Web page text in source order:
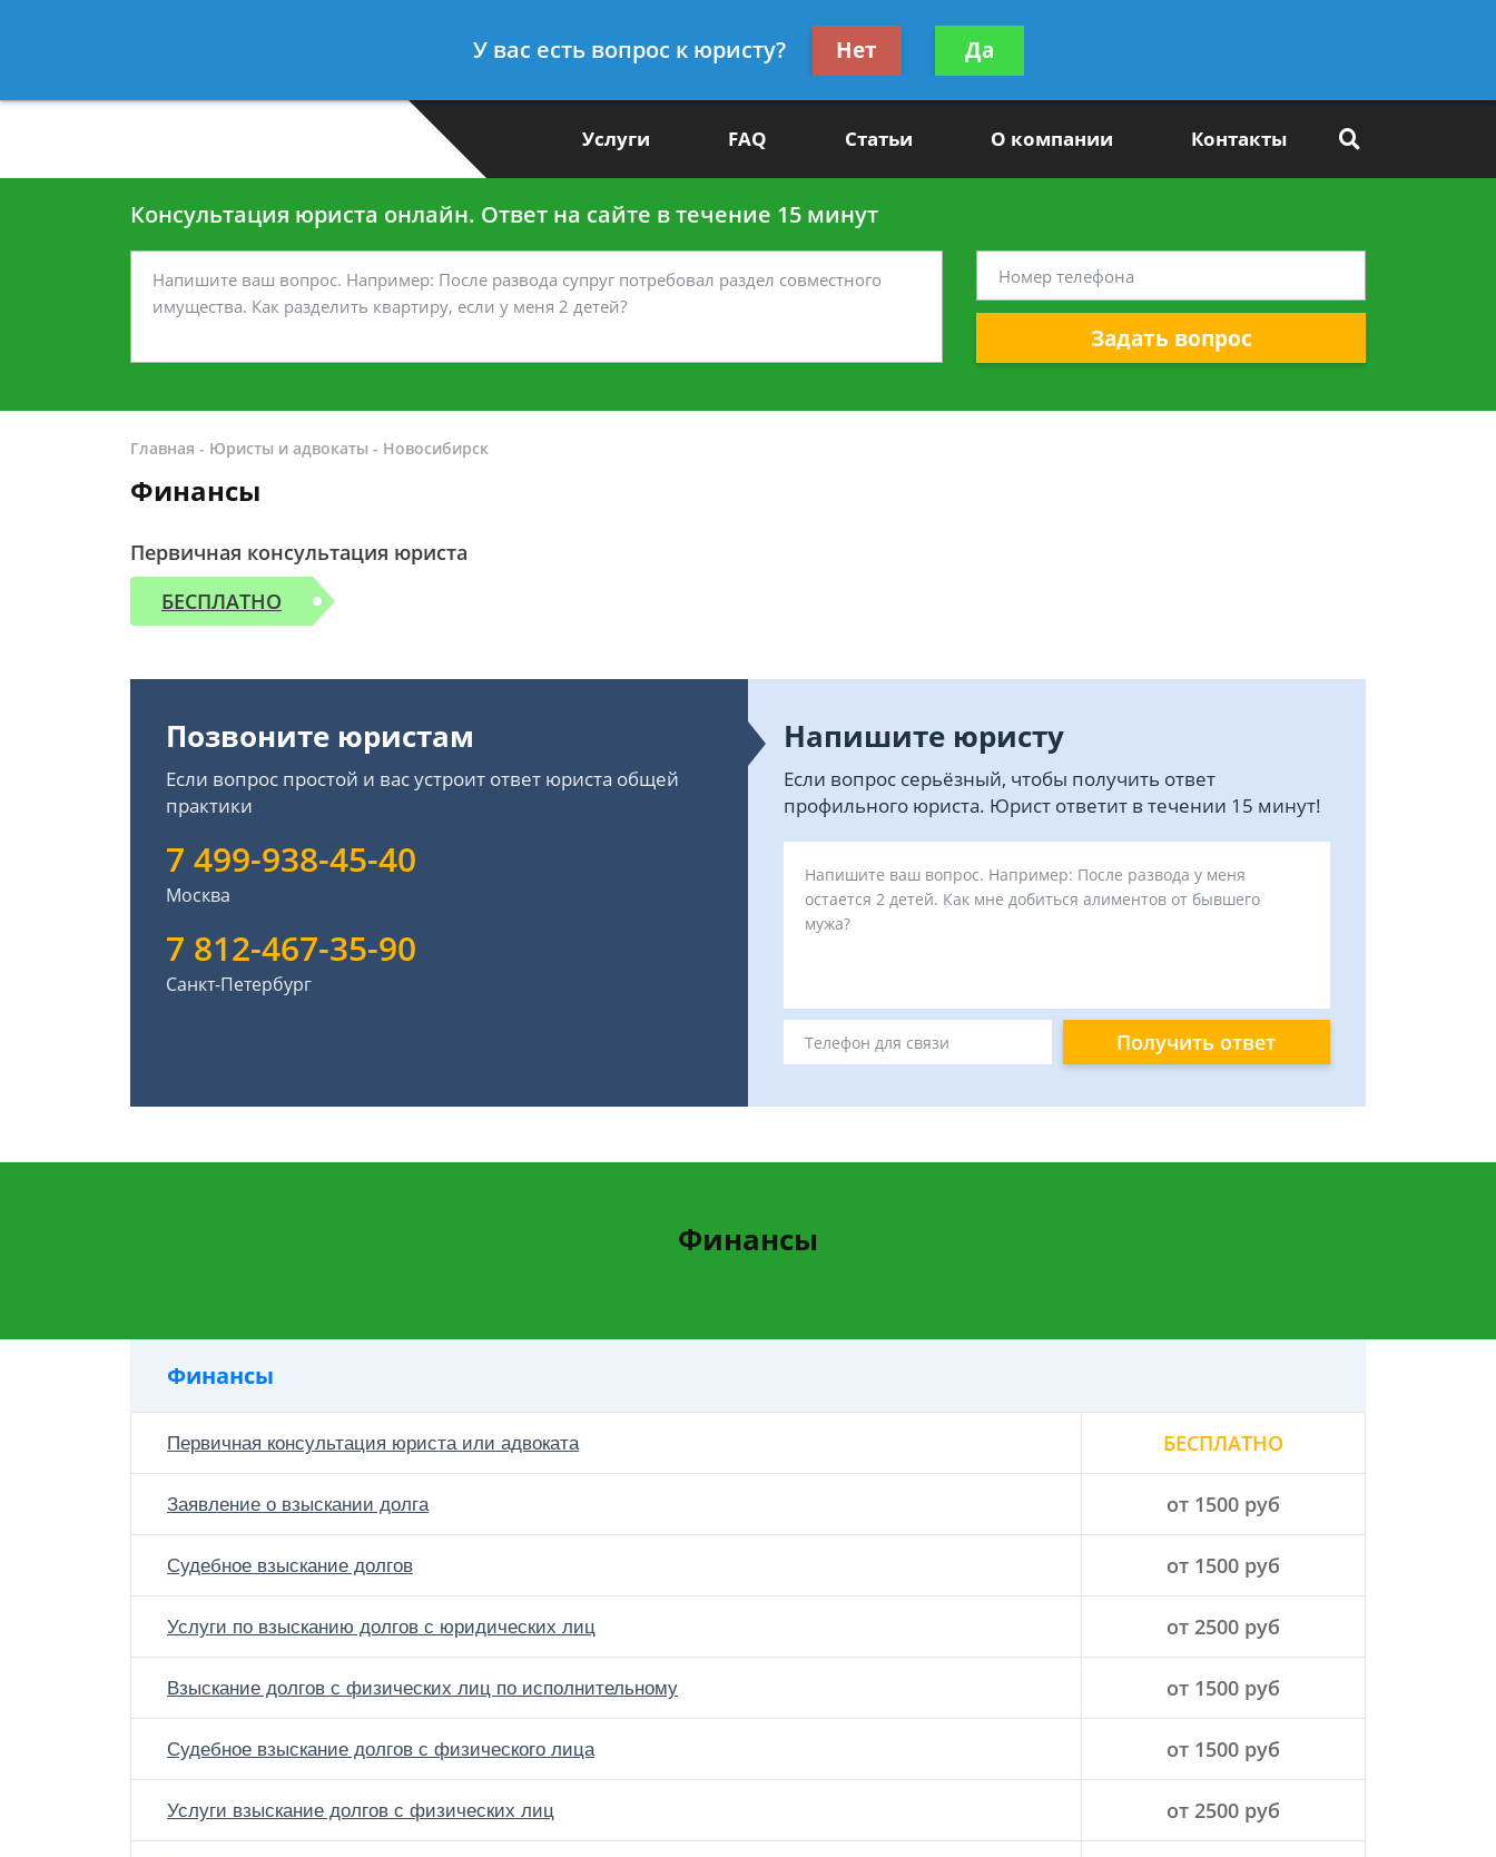
7 812-467-35-90
Получите консультацию
бесплатно
Услуги FAQ Статьи О компании Контакты
Консультация юриста онлайн. Ответ на сайте в течение 15 минут
Задать вопрос
Главная - Юристы и адвокаты - Новосибирск
Финансы
Первичная консультация юриста
БЕСПЛАТНО
Позвоните юристам
Если вопрос простой и вас устроит ответ юриста общей
практики
7 499-938-45-40
Москва
7 812-467-35-90
Санкт-Петербург
Напишите юристу
Если вопрос серьёзный, чтобы получить ответ
профильного юриста. Юрист ответит в течении 15 минут!
Получить ответ
Финансы
Финансы
Первичная консультация юриста или адвоката БЕСПЛАТНО
Заявление о взыскании долга от 1500 руб
Судебное взыскание долгов от 1500 руб
Услуги по взысканию долгов с юридических лиц от 2500 руб
Взыскание долгов с физических лиц по исполнительному от 1500 руб
Судебное взыскание долгов с физического лица от 1500 руб
Услуги взыскание долгов с физических лиц от 2500 руб
У вас есть вопрос к юристу? Нет Да